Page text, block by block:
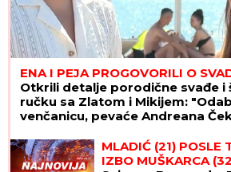
ENA I PEJA PROGOVORILI O
Otkrili detalje porodične svađe i
ručku sa Zlatom i Mikijem:
venčanicu, pevaće Andreana
MLADIĆ (21) POSLE
IZBO MUŠKARCA